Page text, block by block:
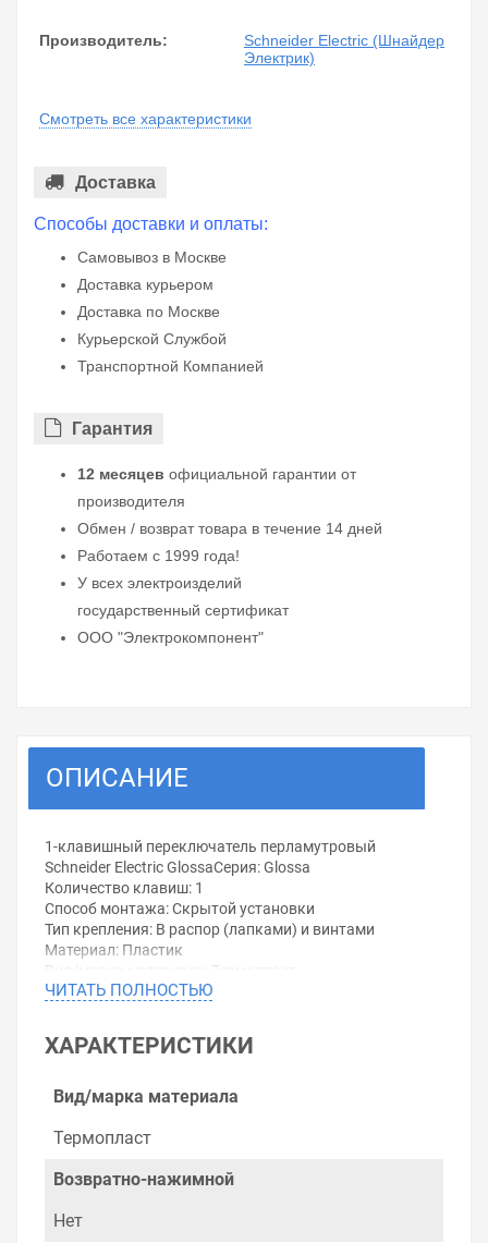
Производитель:
Schneider Electric (Шнайдер
Электрик)
Смотреть все характеристики
Доставка
Способы доставки и оплаты:
Самовывоз в Москве
Доставка курьером
Доставка по Москве
Курьерской Службой
Транспортной Компанией
Гарантия
12 месяцев официальной гарантии от
производителя
Обмен / возврат товара в течение 14 дней
Работаем с 1999 года!
У всех электроизделий
государственный сертификат
ООО "Электрокомпонент"
ОПИСАНИЕ
1-клавишный переключатель перламутровый
Schneider Electric GlossaСерия: Glossa
Количество клавиш: 1
Способ монтажа: Скрытой установки
Тип крепления: В распор (лапками) и винтами
Материал: Пластик
Вид/марка материала: Термопласт
Защитное покрытие поверхности: Лакированная (-ое)
Цвет: Белый
Номин. напряжение: 220...250 В
Коммутируем. нагрузка для люминесц. ламп: 10 AX
Открыть в конструкторе:Переключатель
рамка Бежевый
Уважаемые покупатели.
ЧИТАТЬ ПОЛНОСТЬЮ
ХАРАКТЕРИСТИКИ
Вид/марка материала
Термопласт
Возвратно-нажимной
Нет